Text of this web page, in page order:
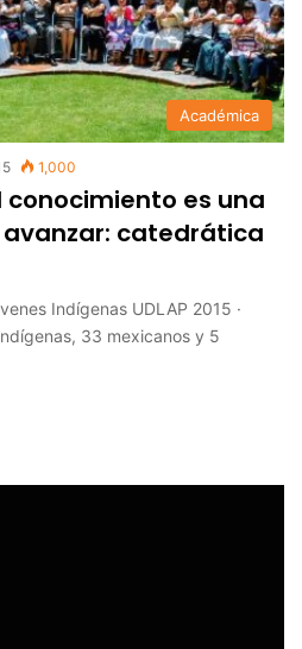
Académica
1,000
conocimiento es una
catedrática
Indígenas UDLAP 2015 ·
33 mexicanos y 5